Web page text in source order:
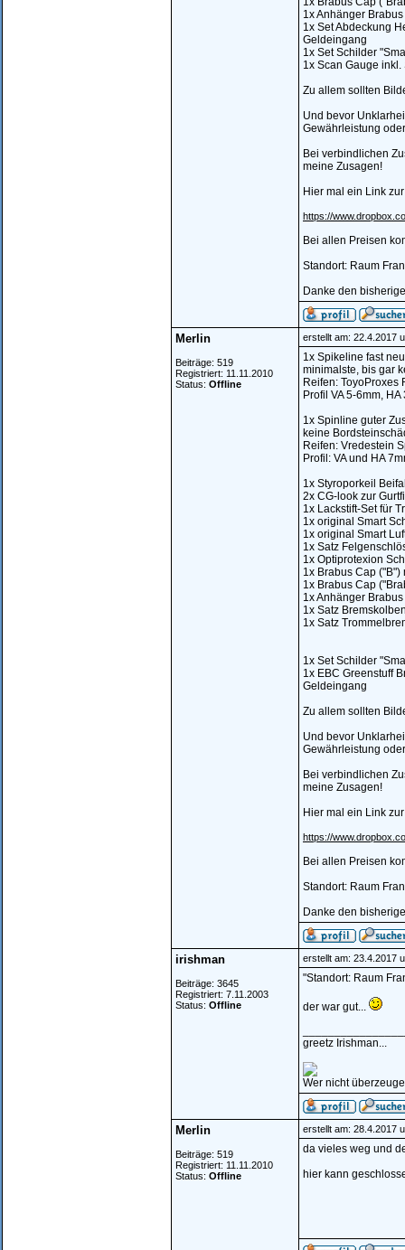
1x Anhänger
1x Set Abdeckung
Geldeingang
1x Set Schilder
1x Scan Gauge
Zu allem sollten
Und bevor
Gewährleistung
Bei verbindlichen
meine Zusagen!
Hier mal ein Link
https://
Bei allen Preisen
Standort: Raum
Danke den
Merlin
Beiträge: 519
Registriert: 11.11.2010
Status: Offline
erstellt am: 22.4.2017
1x Spikeline fast
minimalste, bis gar
Reifen: ToyoProxes
Profil VA 5-6mm, HA
1x Spinline guter
keine
Reifen: Vredestein
Profil: VA und HA
1x Styroporkeil
2x CG-look zur
1x Lackstift-Set für
1x original Smart
1x original Smart
1x Satz
1x Optiprotexion
1x Brabus Cap ("B")
1x Brabus Cap
1x Anhänger
1x Satz
1x Satz
1x Set Schilder
1x EBC Greenstuff
Geldeingang
Zu allem sollten
Und bevor
Gewährleistung
Bei verbindlichen
meine Zusagen!
Hier mal ein Link
https://
Bei allen Preisen
Standort: Raum
Danke den
irishman
Beiträge: 3645
Registriert: 7.11.2003
Status: Offline
erstellt am: 23.4.2017
"Standort: Raum
der war gut...
greetz Irishman...
Wer nicht
Merlin
Beiträge: 519
Registriert: 11.11.2010
Status: Offline
erstellt am: 28.4.2017
da vieles weg und
hier kann